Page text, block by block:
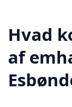
Hvad
af